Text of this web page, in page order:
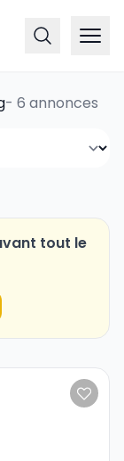
- 6 annonces
tout le